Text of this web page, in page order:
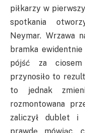
piłkarzy w
spotkania
Neymar. Wrzawa
bramka
pójść za
przynosiło to
to jednak
rozmontowana
zaliczył dublet i